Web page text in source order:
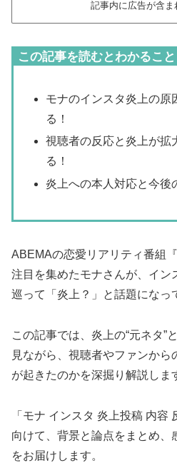
記事内に広告が含ま
この記事を読むとわかること
モナのインスタ炎上の原
る！
視聴者の反応と炎上が拡
る！
炎上への本人対応と今後
ABEMAの恋愛リアリティ番組
注目を集めたモナさんが、イン
巡って「炎上？」と話題になっ
この記事では、炎上の“元ネタ”
見ながら、視聴者やファンから
が起きたのかを深掘り解説しま
「モナ インスタ 炎上投稿 内容
向けて、背景と論点をまとめ、
をお届けします。